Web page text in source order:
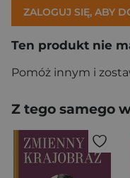
ZALOGUJ SIĘ, ABY
Ten produkt nie
Pomóż innym i
Z tego samego